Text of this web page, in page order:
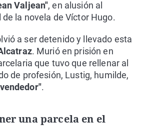
Valjean", en alusión al
la novela de Víctor Hugo.
a ser detenido y llevado esta
. Murió en prisión en
que tuvo que rellenar al
de profesión, Lustig, humilde,
.
una parcela en el